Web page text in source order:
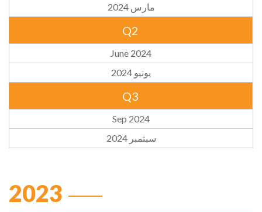
مارس 2024
Q2
June 2024
يونيو 2024
Q3
Sep 2024
سبتمبر 2024
2023